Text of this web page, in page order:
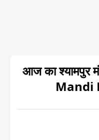
आज का श्यामपुर
Mandi